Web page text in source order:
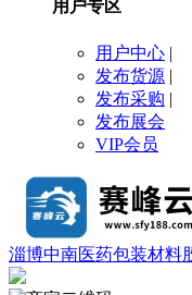
用户专区
用户中心 |
发布货源 |
发布采购 |
发布展会
VIP会员
淄博中南医药包装材料